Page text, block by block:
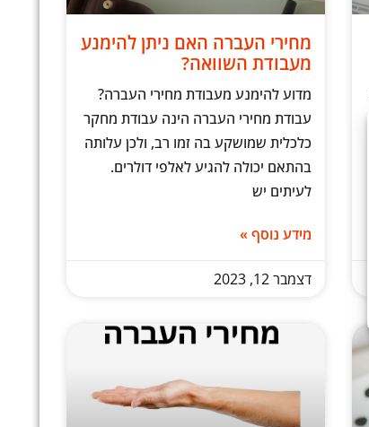
מחירי העברה האם ניתן להימנע
מעבודת השוואה?
מדוע להימנע מעבודת מחירי העברה?
עבודת מחירי העברה הינה עבודת מחקר
כלכלית שמושקע בה זמו רב, ולכן עלותה
בהתאם יכולה להגיע לאלפי דולרים.
לעיתים יש
מידע נוסף »
דצמבר 12, 2023